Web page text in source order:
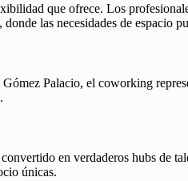
que ofrece. Los
las necesidades de espacio
Gómez Palacio, el coworking
en verdaderos hubs de
únicas.